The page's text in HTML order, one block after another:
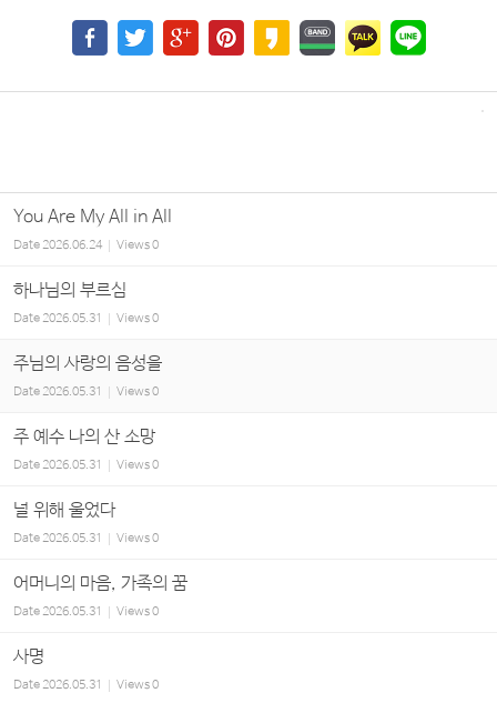
You Are My All in All
Date2026.06.24 Views0
하나님의 부르심
Date2026.05.31 Views0
주님의 사랑의 음성을
Date 2026.05.31 Views0
주 예수 나의 산 소망
Date2026.05.31 Views0
널 위해 울었다
Date2026.05.31 Views0
어머니의 마음, 가족의 꿈
Date2026.05.31 Views0
사명
Date2026.05.31 Views0